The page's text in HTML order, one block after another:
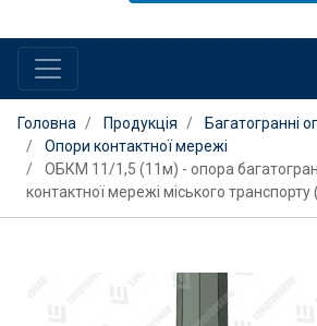
Головна Продукція
Багатогранні
Опори контактної мережі
ОБКМ 11/1,5 (11м) - опора
контактної мережі міського